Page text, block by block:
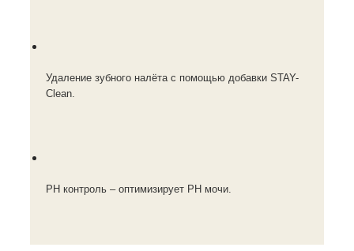
Удаление зубного налёта с помощью добавки STAY-
Clean.
PH контроль – оптимизирует PH мочи.